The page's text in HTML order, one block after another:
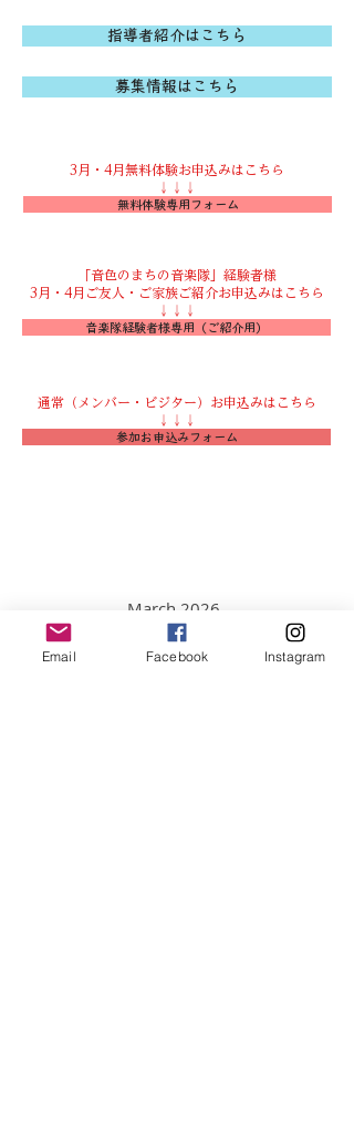
指導者紹介はこちら
募集情報はこちら
3月・4月無料体験お申込みはこちら
​↓↓↓
無料体験専用フォーム
「音色のまちの音楽隊」経験者様
3月・4月ご友人・ご家族ご紹介お申込みはこちら
​↓↓↓
音楽隊経験者様専用（ご紹介用）
通常（メンバー・ビジター）お申込みはこちら
​↓↓↓
参加お申込みフォーム
March 2026
SUN
MON
TUE
WED
THU
FRI
SAT
Email Facebook Instagram